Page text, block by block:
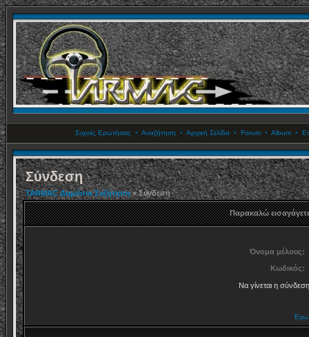
Συχνές Ερωτήσεις • Αναζήτηση • Αρχική Σελίδα• Forum• Album•
Σύνδεση
TARMAC Δημόσια Συζήτηση» Σύνδεση
Παρακαλώ
Όνομα μέλους:
Κωδικός:
Να γίνεται η
Έχω